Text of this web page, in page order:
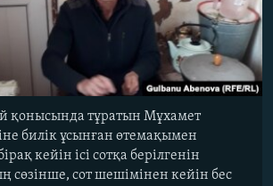
қонысында тұратын Мұхамет
билік ұсынған өтемақымен
кейін ісі сотқа берілгенін
сөзінше, сот шешімінен кейін бес